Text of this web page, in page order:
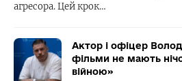
агресора. Цей крок…
Актор і офіцер
фільми не мають
війною»